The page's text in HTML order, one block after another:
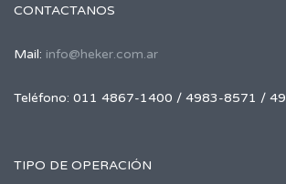
CONTACTANOS
Mail: info@heker.com.ar
Teléfono: 011 4867-1400 / 4983-8571 /
TIPO DE OPERACIÓN